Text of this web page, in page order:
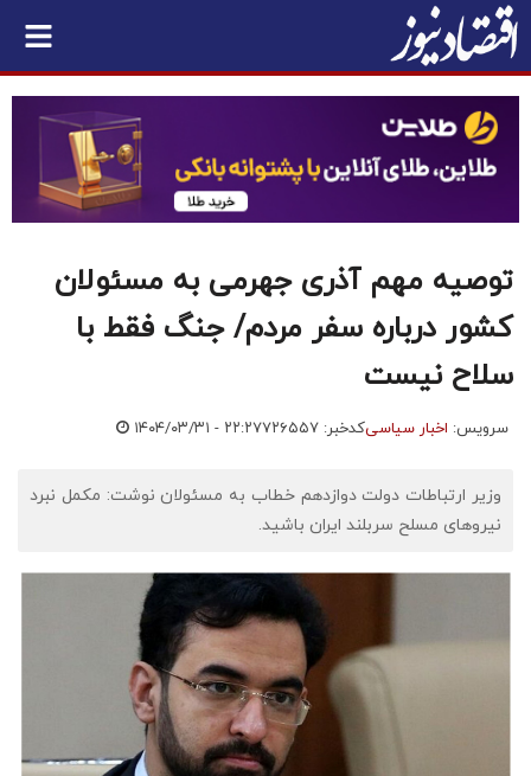
توصیه مهم آذری جهرمی به مسئولان
کشور درباره سفر مردم/ ‌جنگ فقط با
سلاح نیست
سرویس: اخبار سیاسیکدخبر: ۷۲۶۵۵۷ ۱۴۰۴/۰۳/۳۱ - ۲۲:۲۷
وزیر ارتباطات دولت دوازدهم خطاب به مسئولان نوشت: مکمل نبرد
نیروهای مسلح سربلند ایران باشید.